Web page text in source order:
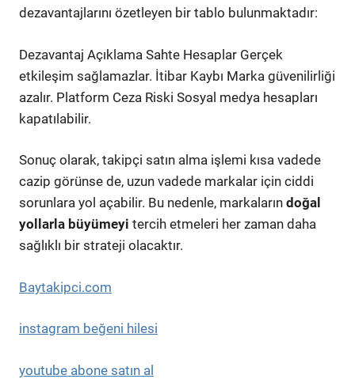
dezavantajlarını özetleyen bir tablo bulunmaktadır:
Dezavantaj Açıklama Sahte Hesaplar Gerçek
etkileşim sağlamazlar. İtibar Kaybı Marka güvenilirliği
azalır. Platform Ceza Riski Sosyal medya hesapları
kapatılabilir.
Sonuç olarak, takipçi satın alma işlemi kısa vadede
cazip görünse de, uzun vadede markalar için ciddi
sorunlara yol açabilir. Bu nedenle, markaların doğal
yollarla büyümeyi tercih etmeleri her zaman daha
sağlıklı bir strateji olacaktır.
Baytakipci.com
instagram beğeni hilesi
youtube abone satın al